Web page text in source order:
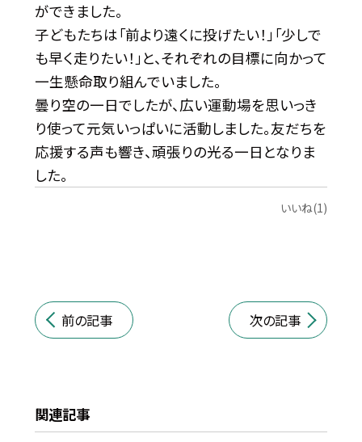
ができました。
子どもたちは「前より遠くに投げたい！」「少しで
も早く走りたい！」と、それぞれの目標に向かって
一生懸命取り組んでいました。
曇り空の一日でしたが、広い運動場を思いっき
り使って元気いっぱいに活動しました。友だちを
応援する声も響き、頑張りの光る一日となりま
した。
いいね(1)
前の記事 次の記事
関連記事